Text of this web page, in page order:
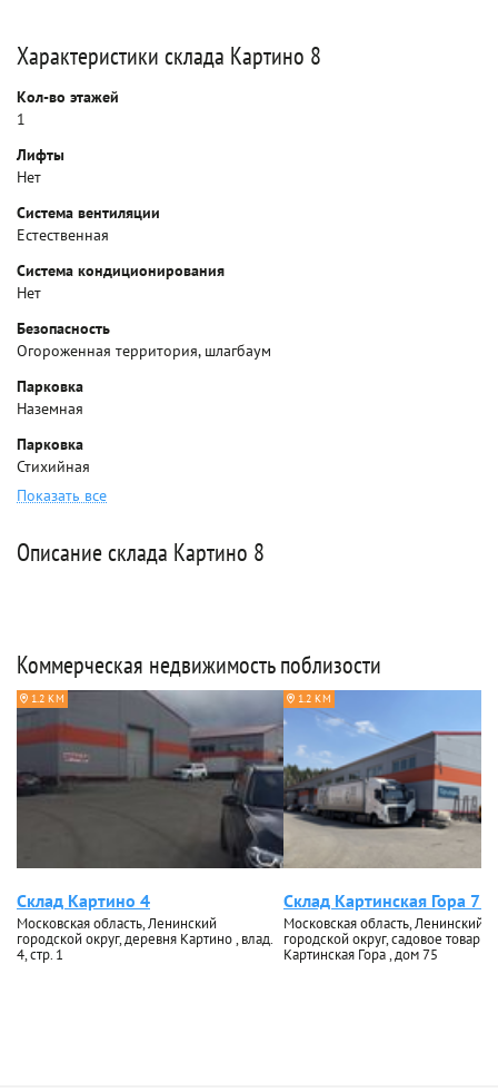
Характеристики склада Картино 8
Кол-во этажей
1
Лифты
Нет
Система вентиляции
Естественная
Система кондиционирования
Нет
Безопасность
Огороженная территория, шлагбаум
Парковка
Наземная
Парковка
Стихийная
Показать все
Описание склада Картино 8
Коммерческая недвижимость поблизости
1.2 КМ
Склад Картино 4
Московская область, Ленинский
городской округ, деревня Картино , влад.
4, стр. 1
1.2 КМ
Склад Картинская Гора 75
Московская область, Ленинский
городской округ, садовое
Картинская Гора , дом 75